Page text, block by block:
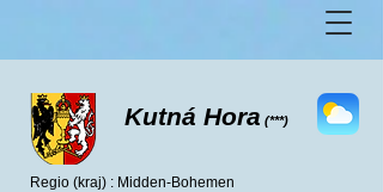
Kutná Hora (***)
Regio (kraj) : Midden-Bohemen